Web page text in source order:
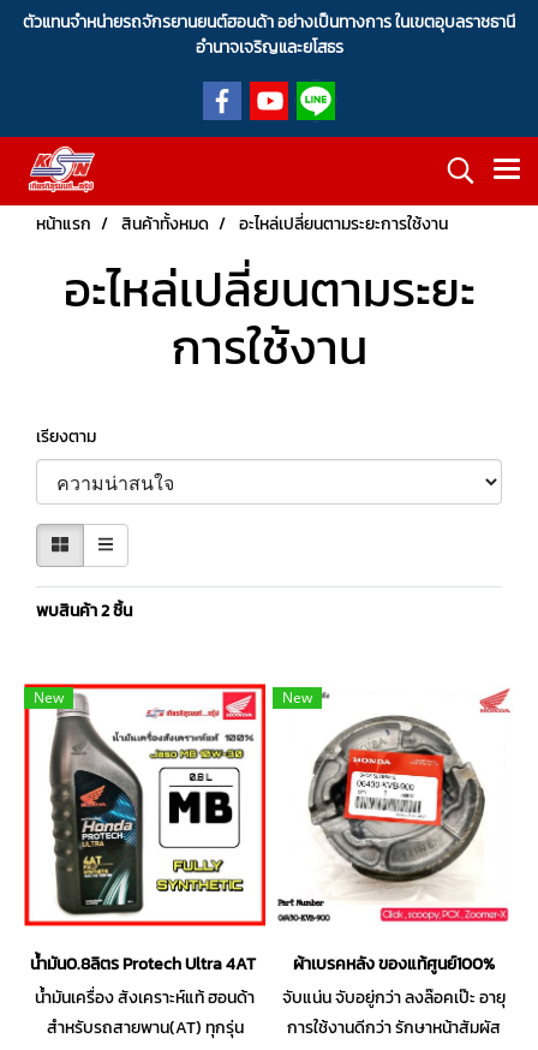
ตัวแทนจำหน่ายรถจักรยานยนต์ฮอนด้า อย่างเป็นทางการ ในเขตอุบลราชธานี
อำนาจเจริญและยโสธร
หน้าแรก สินค้าทั้งหมด อะไหล่เปลี่ยนตามระยะการใช้งาน
อะไหล่เปลี่ยนตามระยะ
การใช้งาน
เรียงตาม
พบสินค้า 2 ชิ้น
New
น้ำมัน0.8ลิตร Protech Ultra 4AT (AT)
น้ำมันเครื่อง สังเคราะห์แท้ ฮอนด้า
สำหรับรถสายพาน(AT) ทุกรุ่น
New
ผ้าเบรคหลัง ของแท้ศูนย์100%
จับแน่น จับอยู่กว่า ลงล๊อคเป๊ะ อายุ
การใช้งานดีกว่า รักษาหน้าสัมผัส